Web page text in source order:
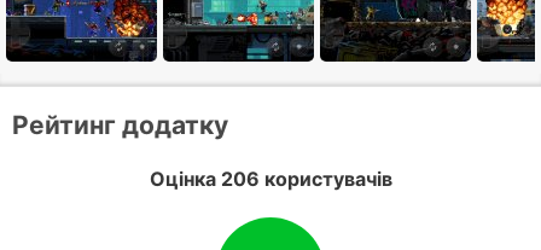
Рейтинг додатку
Оцінка 206 користувачів